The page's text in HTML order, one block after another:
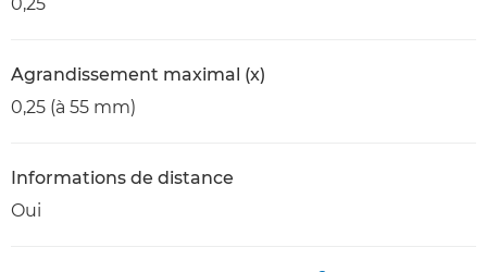
Agrandissement maximal (x)
0,25 (à 55 mm)
Informations de distance
Oui